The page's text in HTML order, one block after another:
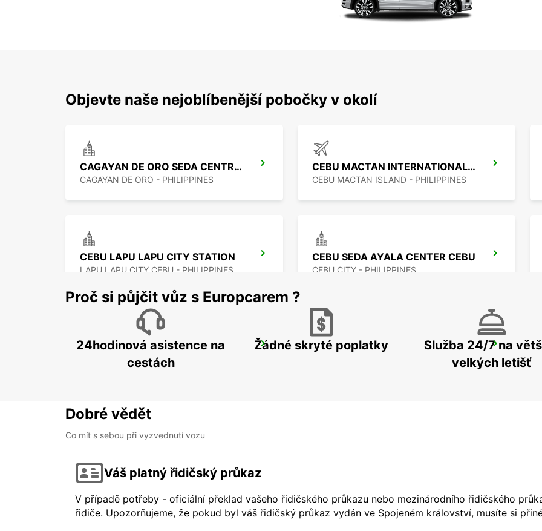
Objevte naše nejoblíbenější pobočky v okolí
CAGAYAN DE ORO SEDA CENTRIO HOTEL
CAGAYAN DE ORO - PHILIPPINES
CEBU MACTAN INTERNATIONAL AIRPORT
CEBU MACTAN ISLAND - PHILIPPINES
CEBU LAPU LAPU CITY STATION
LAPU LAPU CITY CEBU - PHILIPPINES
CEBU SEDA AYALA CENTER CEBU
CEBU CITY - PHILIPPINES
DAVAO INTERNATIONAL AIRPORT
DAVAO - PHILIPPINES
DAVAO SEDA ABREEZA HOTEL
Proč si půjčit vůz s Europcarem ?
24hodinová asistence na
cestách
Žádné skryté poplatky
Služba 24/7 na
velkých letišť
Dobré vědět
Co mít s sebou při vyzvednutí vozu
Váš platný řidičský průkaz
V případě potřeby - oficiální překlad vašeho řidičského průkazu nebo mezinárodního řidičského
řidiče. Upozorňujeme, že pokud byl váš řidičský průkaz vydán ve Spojeném království, musíte si